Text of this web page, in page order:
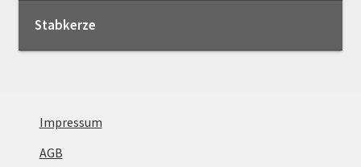
Stabkerze
Impressum
AGB